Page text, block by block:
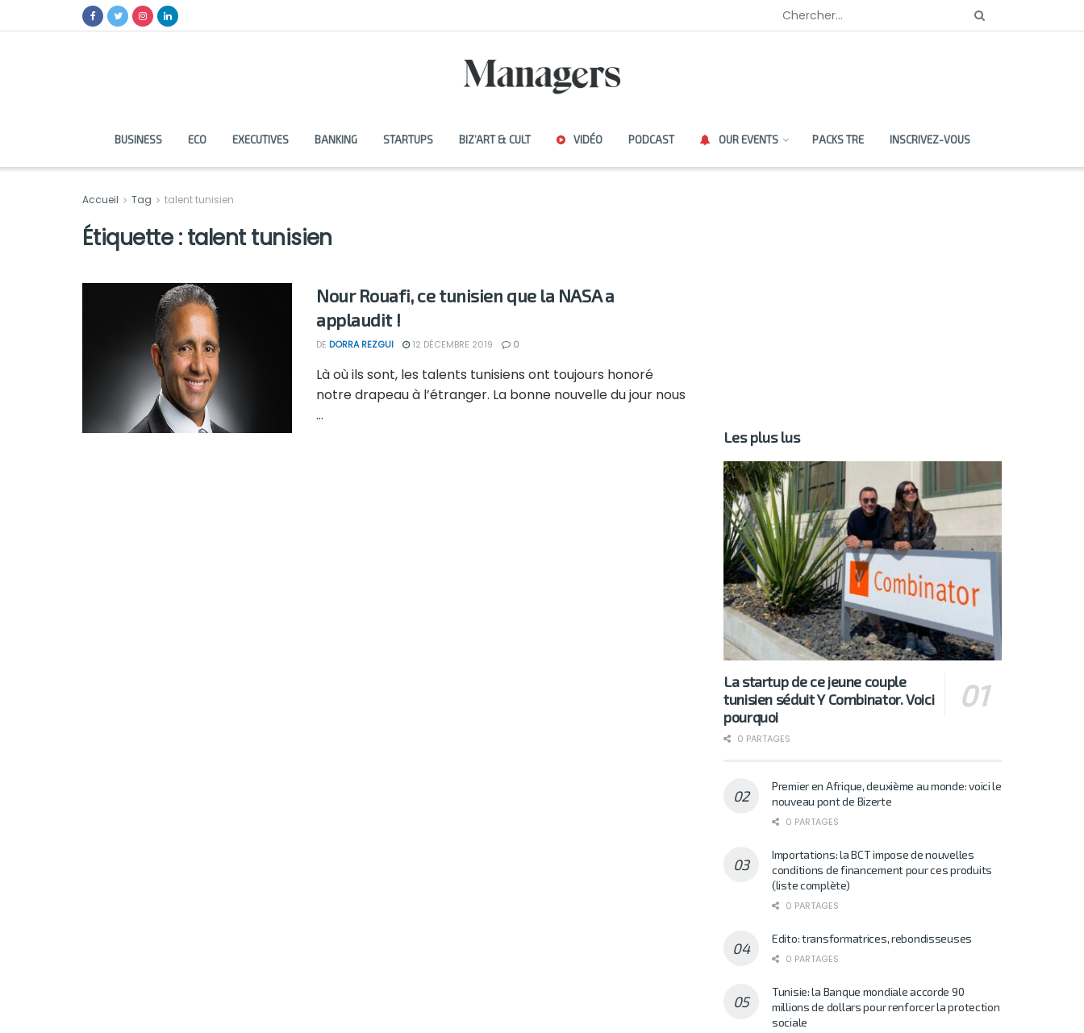
BUSINESS ECO EXECUTIVES BANKING STARTUPS BIZ’ART & CULT VIDÉO PODCAST OUR EVENTS PACKS TRE INSCRIVEZ-VOUS
Accueil Tag talent tunisien
Étiquette :talent tunisien
Nour Rouafi, ce tunisien que la NASA a
applaudit !
DE DORRA REZGUI 12 DÉCEMBRE 2019 0
Là où ils sont, les talents tunisiens ont toujours honoré
notre drapeau à l’étranger. La bonne nouvelle du jour nous
...
Les plus lus
La startup de ce jeune couple
tunisien séduit Y Combinator. Voici
pourquoi
0 PARTAGES
Premier en Afrique, deuxième au monde: voici le
nouveau pont de Bizerte
0 PARTAGES
Importations: la BCT impose de nouvelles
conditions de financement pour ces produits
(liste complète)
0 PARTAGES
Edito: transformatrices, rebondisseuses
0 PARTAGES
Tunisie: la Banque mondiale accorde 90
millions de dollars pour renforcer la protection
sociale